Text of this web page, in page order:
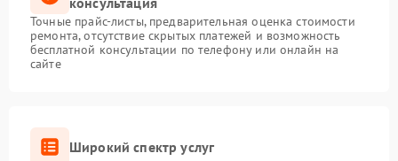
Точные прайс-листы, предварительная оценка стоимости
ремонта, отсутствие скрытых платежей и возможность
бесплатной консультации по телефону или онлайн на
сайте
Широкий спектр услуг